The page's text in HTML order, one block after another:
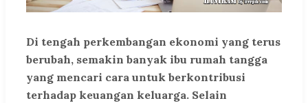
Di tengah perkembangan ekonomi yang terus
berubah, semakin banyak ibu rumah tangga
yang mencari cara untuk berkontribusi
terhadap keuangan keluarga. Selain